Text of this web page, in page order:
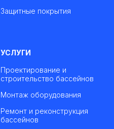
Защитные покрытия
УСЛУГИ
Проектирование и
строительство бассейнов
Монтаж оборудования
Ремонт и реконструкция
бассейнов